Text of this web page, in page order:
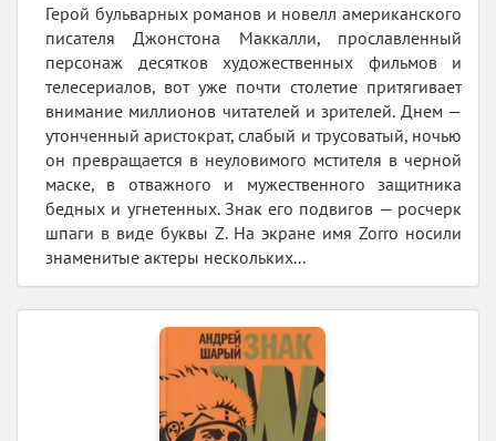
Герой бульварных романов и новелл американского
писателя Джонстона Маккалли, прославленный
персонаж десятков художественных фильмов и
телесериалов, вот уже почти столетие притягивает
внимание миллионов читателей и зрителей. Днем —
утонченный аристократ, слабый и трусоватый, ночью
он превращается в неуловимого мстителя в черной
маске, в отважного и мужественного защитника
бедных и угнетенных. Знак его подвигов — росчерк
шпаги в виде буквы Z. На экране имя Zorro носили
знаменитые актеры нескольких...